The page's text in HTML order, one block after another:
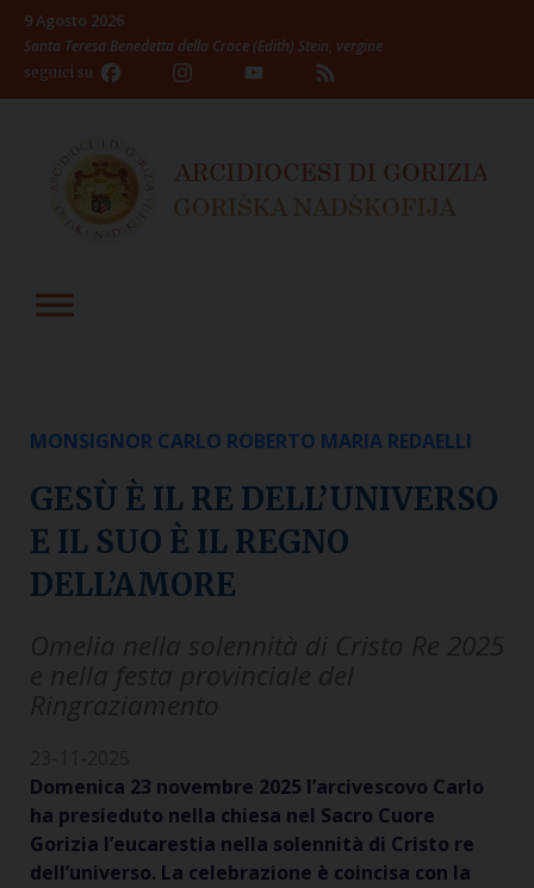
Skip
content
9 Agosto 2026
Santa Teresa Benedetta della Croce (Edith) Stein, vergine
seguici su Facebook InstagramYouTube
Channel
MONSIGNOR CARLO ROBERTO MARIA REDAELLI
GESÙ È IL RE DELL’UNIVERSO
E IL SUO È IL REGNO
DELL’AMORE
Domenica 23 novembre 2025 l’arcivescovo Carlo
ha presieduto nella chiesa nel Sacro Cuore
Gorizia l’eucarestia nella solennità di Cristo re
dell’universo. La celebrazione è coincisa con la